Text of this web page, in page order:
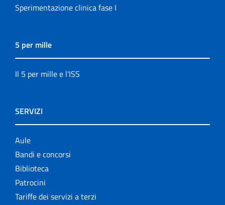
Sperimentazione clinica fase I
5 per mille
Il 5 per mille e l'ISS
SERVIZI
Aule
Bandi e concorsi
Biblioteca
Patrocini
Tariffe dei servizi a terzi